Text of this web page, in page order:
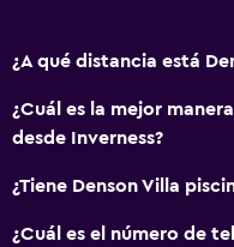
¿A qué distancia está
¿Cuál es la mejor
desde Inverness?
¿Tiene Denson Villa
¿Cuál es el número de